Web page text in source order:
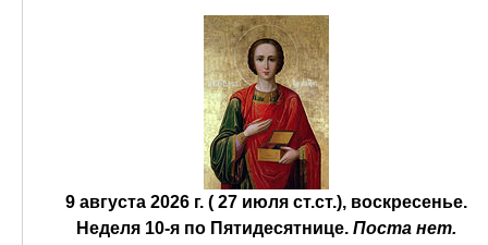
9 августа 2026 г. ( 27 июля ст.ст.), воскресенье.
Неделя 10-я по Пятидесятнице. Поста нет.